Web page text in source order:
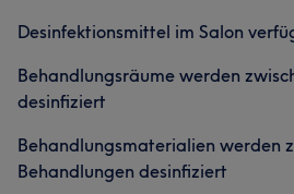
Desinfektionsmittel im Salon
Behandlungsräume werden
desinfiziert
Behandlungsmaterialien werden
Behandlungen desinfiziert